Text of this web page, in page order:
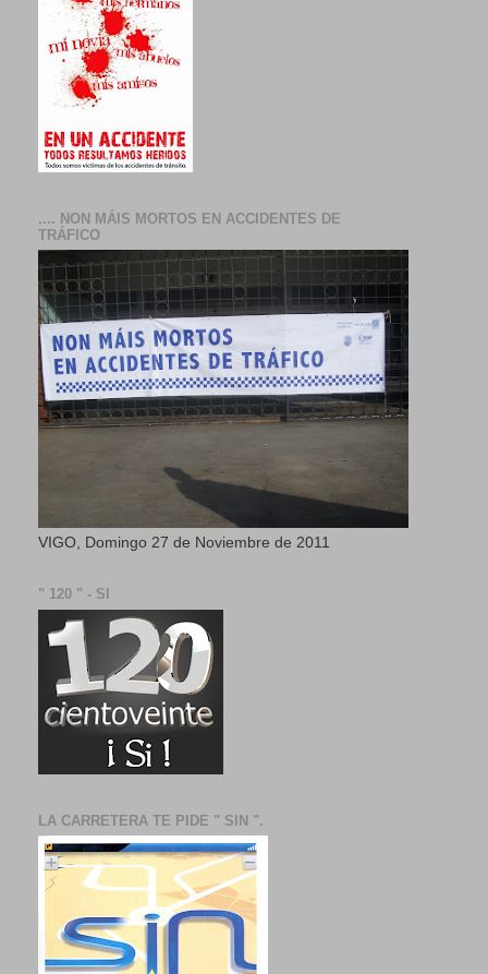
.... NON MÁIS MORTOS EN ACCIDENTES DE
TRÁFICO
VIGO, Domingo 27 de Noviembre de 2011
" 120 " - SI
LA CARRETERA TE PIDE " SIN ".